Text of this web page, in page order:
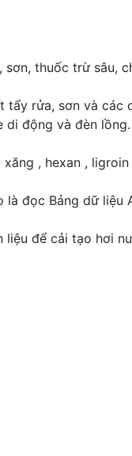
thuốc trừ sâu,
rửa, sơn và các
di động và đèn lồng.
, hexan ,
đọc Bảng dữ liệu
để cải tạo hơi